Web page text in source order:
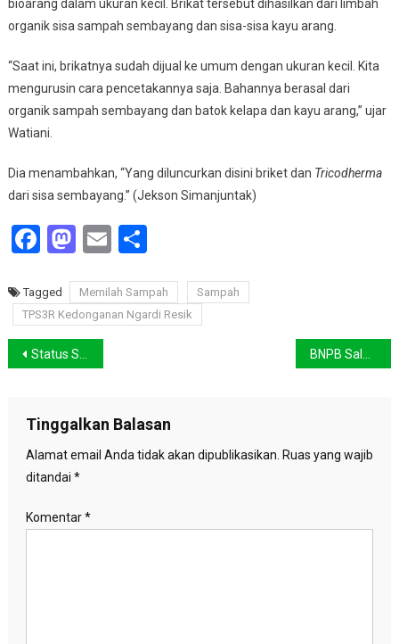
bioarang dalam ukuran kecil. Brikat tersebut dihasilkan dari limbah
organik sisa sampah sembayang dan sisa-sisa kayu arang.
“Saat ini, brikatnya sudah dijual ke umum dengan ukuran kecil. Kita
mengurusin cara pencetakannya saja. Bahannya berasal dari
organik sampah sembayang dan batok kelapa dan kayu arang,” ujar
Watiani.
Dia menambahkan, “Yang diluncurkan disini briket dan Tricodherma
dari sisa sembayang.” (Jekson Simanjuntak)
Facebook
Mastodon
EmailShare
Tagged Memilah Sampah
Sampah
TPS3R Kedonganan Ngardi Resik
Navigasi
Status Semeru Menjadi ‘Awas’, Sebanyak 1.979 Jiwa Mengungsi
Tinggalkan Balasan
Alamat email Anda tidak akan dipublikasikan. Ruas yang wajib
ditandai *
Komentar*